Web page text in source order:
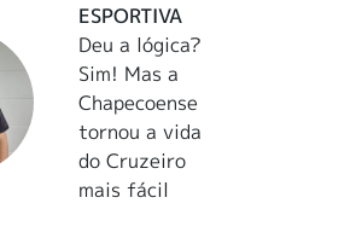
ESPORTIVA
Deu a lógica?
Sim! Mas a
Chapecoense
tornou a vida
do Cruzeiro
mais fácil